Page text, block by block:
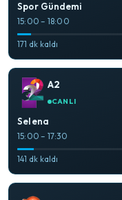
Spor Gündemi
15:00 – 18:00
171 dk kaldı
A2
CANLI
Selena
15:00 – 17:30
141 dk kaldı